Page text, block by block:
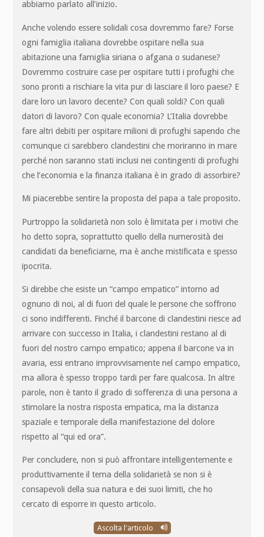
abbiamo parlato all’inizio.
Anche volendo essere solidali cosa dovremmo fare? Forse
ogni famiglia italiana dovrebbe ospitare nella sua
abitazione una famiglia siriana o afgana o sudanese?
Dovremmo costruire case per ospitare tutti i profughi che
sono pronti a rischiare la vita pur di lasciare il loro paese? E
dare loro un lavoro decente? Con quali soldi? Con quali
datori di lavoro? Con quale economia? L’Italia dovrebbe
fare altri debiti per ospitare milioni di profughi sapendo che
comunque ci sarebbero clandestini che moriranno in mare
perché non saranno stati inclusi nei contingenti di profughi
che l’economia e la finanza italiana è in grado di assorbire?
Mi piacerebbe sentire la proposta del papa a tale proposito.
Purtroppo la solidarietà non solo è limitata per i motivi che
ho detto sopra, soprattutto quello della numerosità dei
candidati da beneficiarne, ma è anche mistificata e spesso
ipocrita.
Si direbbe che esiste un “campo empatico” intorno ad
ognuno di noi, al di fuori del quale le persone che soffrono
ci sono indifferenti. Finché il barcone di clandestini riesce ad
arrivare con successo in Italia, i clandestini restano al di
fuori del nostro campo empatico; appena il barcone va in
avaria, essi entrano improvvisamente nel campo empatico,
ma allora è spesso troppo tardi per fare qualcosa. In altre
parole, non è tanto il grado di sofferenza di una persona a
stimolare la nostra risposta empatica, ma la distanza
spaziale e temporale della manifestazione del dolore
rispetto al “qui ed ora”.
Per concludere, non si può affrontare intelligentemente e
produttivamente il tema della solidarietà se non si è
consapevoli della sua natura e dei suoi limiti, che ho
cercato di esporre in questo articolo.
Ascolta l'articolo